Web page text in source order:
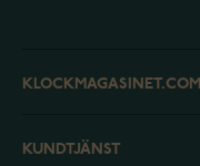
KLOCKMAGASINET.COM
KUNDTJÄNST